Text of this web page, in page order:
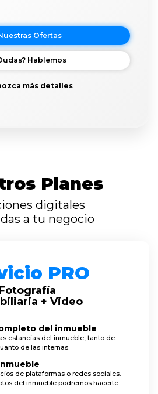
Ofertas
Hablemos
más detalles
Planes
digitales
a tu negocio
PRO
Fotografía
+ Video
del inmueble
estancias del inmueble, tanto de
de las internas.
de plataformas o redes sociales.
del inmueble podremos hacerte